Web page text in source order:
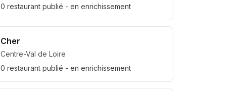
0 restaurant publié - en enrichissement
Cher
Centre-Val de Loire
0 restaurant publié - en enrichissement